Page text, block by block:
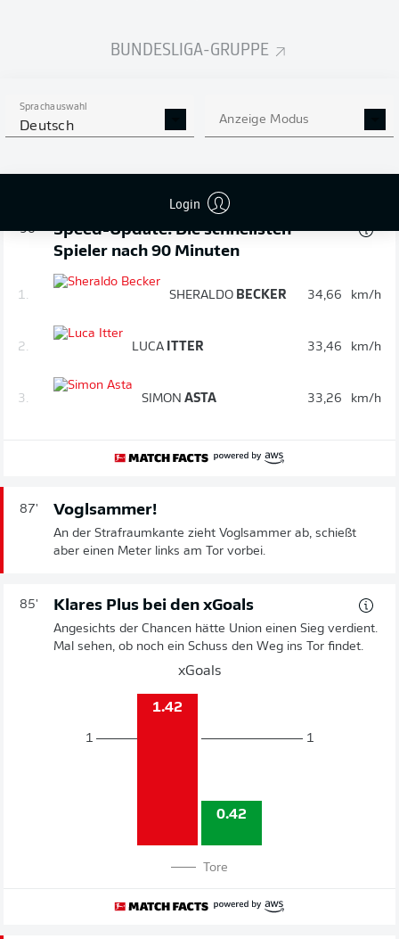
BUNDESLIGA-GRUPPE
Sprachauswahl
Deutsch Anzeige Modus
Login
GIDEON JUNG
90'
Speed-Update: Die schnellsten
Spieler nach 90 Minuten
1. SHERALDO BECKER 34,66 km/h
2. LUCA ITTER 33,46 km/h
3. SIMON ASTA 33,26 km/h
87' Voglsammer!
An der Strafraumkante zieht Voglsammer ab, schießt
aber einen Meter links am Tor vorbei.
85' Klares Plus bei den xGoals
Angesichts der Chancen hätte Union einen Sieg verdient.
Mal sehen, ob noch ein Schuss den Weg ins Tor findet.
xGoals
1
1.42
0.42
1
Tore